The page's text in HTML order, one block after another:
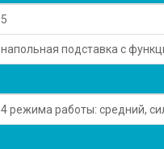
5
напольная подставка с
4 режима работы: средний,